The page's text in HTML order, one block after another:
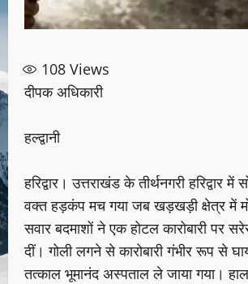
108 Views
दीपक अधिकारी
हल्द्वानी
हरिद्वार। उत्तराखंड के तीर्थनगरी हरिद्वार में
वक्त हड़कंप मच गया जब खड़खड़ी क्षेत्र में
सवार बदमाशों ने एक होटल कारोबारी पर
दीं। गोली लगने से कारोबारी गंभीर रूप से
तत्काल भूमानंद अस्पताल ले जाया गया।